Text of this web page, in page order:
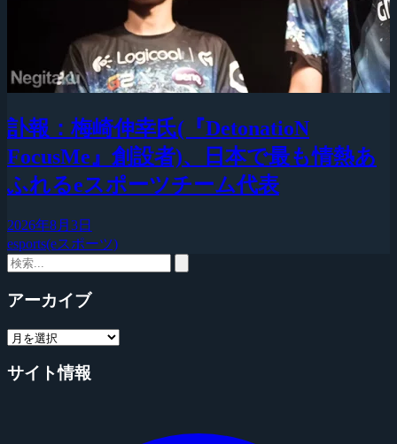
訃報：梅崎伸幸氏(『DetonatioN
FocusMe』創設者)、日本で最も情熱あ
ふれるeスポーツチーム代表
2026年8月3日
esports(eスポーツ)
アーカイブ
サイト情報